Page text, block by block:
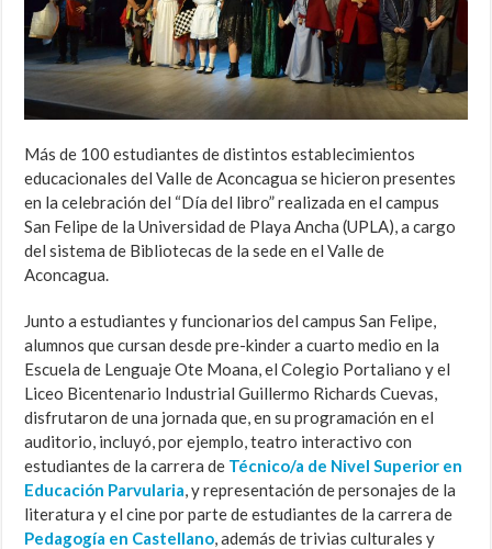
Más de 100 estudiantes de distintos establecimientos
educacionales del Valle de Aconcagua se hicieron presentes
en la celebración del “Día del libro” realizada en el campus
San Felipe de la Universidad de Playa Ancha (UPLA), a cargo
del sistema de Bibliotecas de la sede en el Valle de
Aconcagua.
Junto a estudiantes y funcionarios del campus San Felipe,
alumnos que cursan desde pre-kinder a cuarto medio en la
Escuela de Lenguaje Ote Moana, el Colegio Portaliano y el
Liceo Bicentenario Industrial Guillermo Richards Cuevas,
disfrutaron de una jornada que, en su programación en el
auditorio, incluyó, por ejemplo, teatro interactivo con
estudiantes de la carrera de Técnico/a de Nivel Superior en
Educación Parvularia, y representación de personajes de la
literatura y el cine por parte de estudiantes de la carrera de
Pedagogía en Castellano, además de trivias culturales y